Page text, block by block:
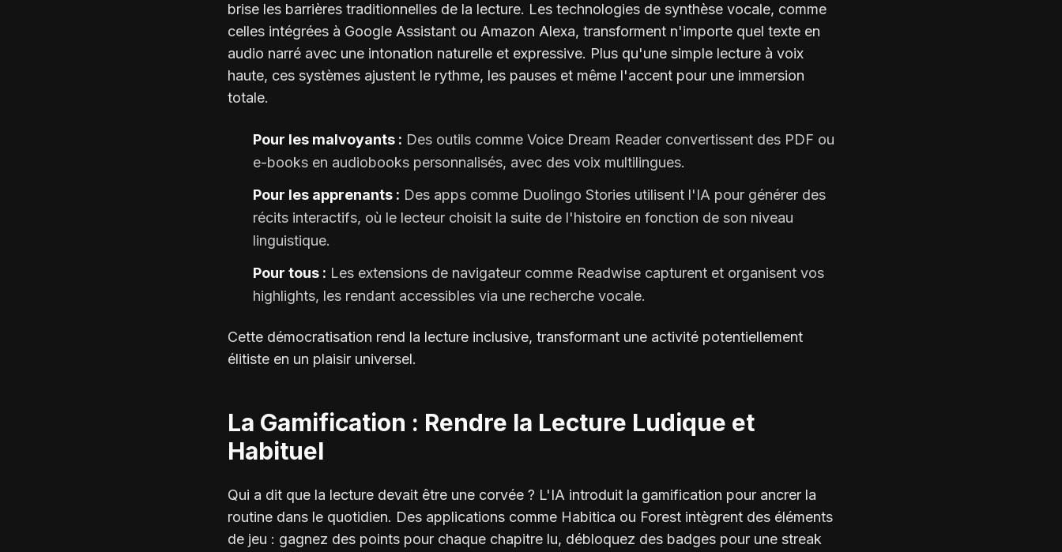
brise les barrières traditionnelles de la lecture. Les technologies de synthèse vocale, comme
celles intégrées à Google Assistant ou Amazon Alexa, transforment n'importe quel texte en
audio narré avec une intonation naturelle et expressive. Plus qu'une simple lecture à voix
haute, ces systèmes ajustent le rythme, les pauses et même l'accent pour une immersion
totale.
Pour les malvoyants : Des outils comme Voice Dream Reader convertissent des PDF ou
e-books en audiobooks personnalisés, avec des voix multilingues.
Pour les apprenants : Des apps comme Duolingo Stories utilisent l'IA pour générer des
récits interactifs, où le lecteur choisit la suite de l'histoire en fonction de son niveau
linguistique.
Pour tous : Les extensions de navigateur comme Readwise capturent et organisent vos
highlights, les rendant accessibles via une recherche vocale.
Cette démocratisation rend la lecture inclusive, transformant une activité potentiellement
élitiste en un plaisir universel.
La Gamification : Rendre la Lecture Ludique et
Habituel
Qui a dit que la lecture devait être une corvée ? L'IA introduit la gamification pour ancrer la
routine dans le quotidien. Des applications comme Habitica ou Forest intègrent des éléments
de jeu : gagnez des points pour chaque chapitre lu, débloquez des badges pour une streak